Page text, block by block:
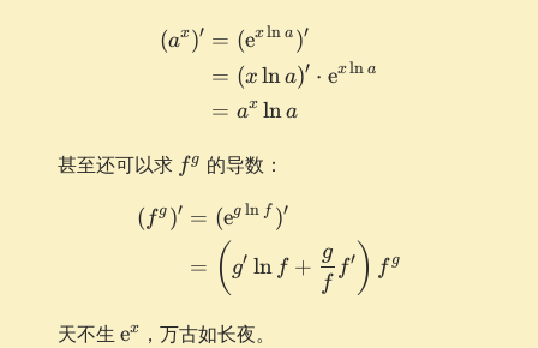
\begin{aligned} (a^x)'
(ax)′ = (ex ln a )′
= (x lna)′ ⋅ ex ln a
= ax lna
甚至还可以求 f^g
f g 的导数：
\begin{aligned} (f^g)'
( f g )′ = (eg ln f )′
= ( g′ ln f +
f
g
f′ ) f g
天不生 \e^x
ex ，万古如长夜。